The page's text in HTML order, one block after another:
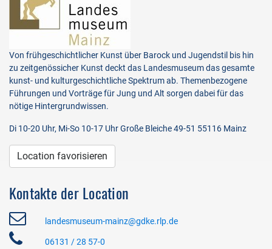
Von frühgeschichtlicher Kunst über Barock und Jugendstil bis hin
zu zeitgenössicher Kunst deckt das Landesmuseum das gesamte
kunst- und kulturgeschichtliche Spektrum ab. Themenbezogene
Führungen und Vorträge für Jung und Alt sorgen dabei für das
nötige Hintergrundwissen.
Di 10-20 Uhr, Mi-So 10-17 Uhr Große Bleiche 49-51 55116 Mainz
Location favorisieren
Kontakte der Location
landesmuseum-mainz@gdke.rlp.de
06131 / 28 57-0